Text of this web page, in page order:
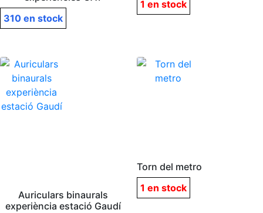
310 en stock
1 en stock
Auriculars binaurals
experiència estació Gaudí
Torn del metro
1 en stock